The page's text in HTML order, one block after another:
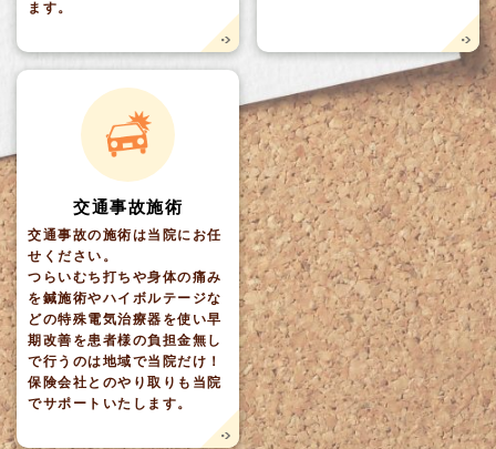
ます。
交通事故施術
交通事故の施術は当院にお任
せください。
つらいむち打ちや身体の痛み
を鍼施術やハイボルテージな
どの特殊電気治療器を使い早
期改善を患者様の負担金無し
で行うのは地域で当院だけ！
保険会社とのやり取りも当院
でサポートいたします。